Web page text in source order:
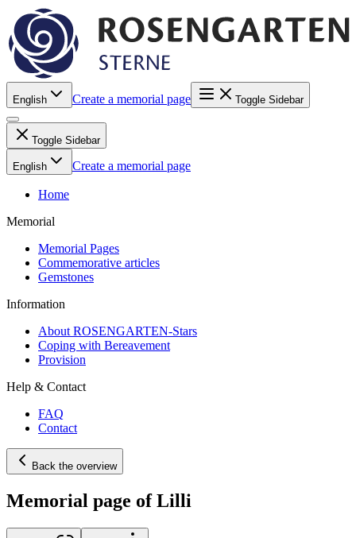
English Create a memorial page Toggle Sidebar
Toggle Sidebar
English Create a memorial page
Home
Memorial
Memorial Pages
Commemorative articles
Gemstones
Information
About ROSENGARTEN-Stars
Coping with Bereavement
Provision
Help & Contact
FAQ
Contact
Back the overview
Memorial page of Lilli